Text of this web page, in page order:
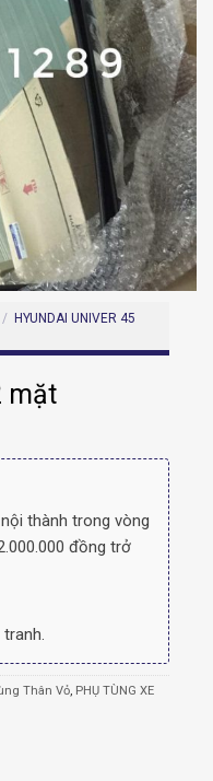
/ HYUNDAI UNIVER 45
mặt
thành trong vòng
đồng trở
Thân Vỏ, PHỤ TÙNG XE